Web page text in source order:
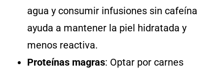
agua y consumir infusiones sin cafeína
ayuda a mantener la piel hidratada y
menos reactiva.
Proteínas magras: Optar por carnes